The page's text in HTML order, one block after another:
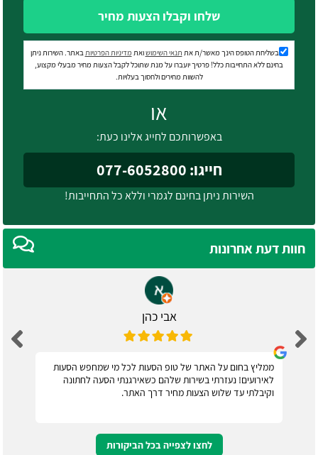
שלחו וקבלו הצעות מחיר
בשליחת הטופס הינך מאשר/ת את תנאי השימושואת מדיניות הפרטיותבאתר. השירות ניתן
בחינם ללא התחייבות כלל! פרטיך יועברו על מנת שתוכל לקבל הצעות מחיר מבעלי מקצוע,
להשוות מחירים ולחסוך בעלויות.
או
באפשרותכם לחייג אלינו כעת:
חייגו: 077-6052800
השירות ניתן בחינם לגמרי וללא כל התחייבות!
חוות דעת אחרונות
אבי כהן
ממליץ בחום על האתר של טופ הסעות לכל מי שמחפש הסעות
לאירועים! נעזרתי בשירות שלהם כשאירגנתי הסעה לחתונה
וקיבלתי עד שלוש הצעות מחיר דרך האתר.
לחצו לצפייה בכל הביקורות